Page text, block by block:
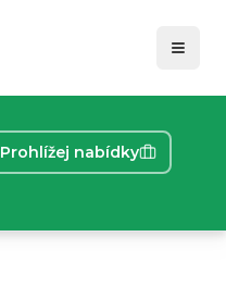
Prohlížej nabídky